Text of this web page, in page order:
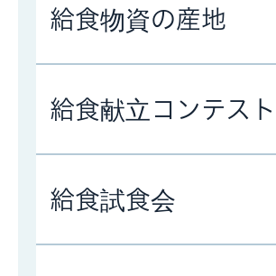
給食物資の産地
給食献立コンテスト
給食試食会